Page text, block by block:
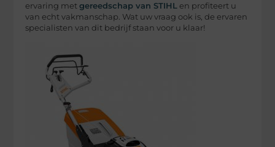
ervaring metgereedschap van STIHL en profiteert u
van echt vakmanschap. Wat uw vraag ook is, de ervaren
specialisten van dit bedrijf staan voor u klaar!